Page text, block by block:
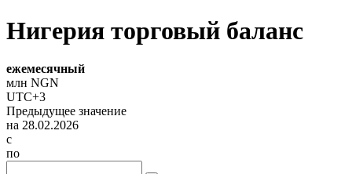
Нигерия торговый баланс
ежемесячный
млн NGN
UTC+3
Предыдущее значение
на 28.02.2026
с
по